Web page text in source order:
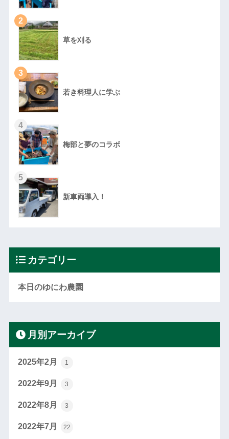
2
草を刈る
3
若き料理人に学ぶ
4
梅部と夢のコラボ
5
新車両導入！
カテゴリー
本日のゆにわ農園
月別アーカイブ
2025年2月 1
2022年9月 3
2022年8月 3
2022年7月 22